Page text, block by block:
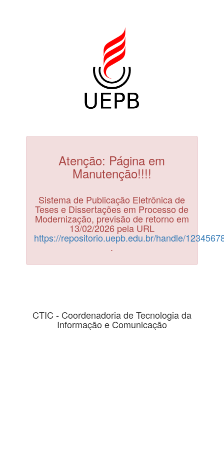
Atenção: Página em
Manutenção!!!!
Sistema de Publicação Eletrônica de
Teses e Dissertações em Processo de
Modernização, previsão de retorno em
13/02/2026 pela URL
https://repositorio.uepb.edu.br/handle/
.
CTIC - Coordenadoria de Tecnologia da
Informação e Comunicação